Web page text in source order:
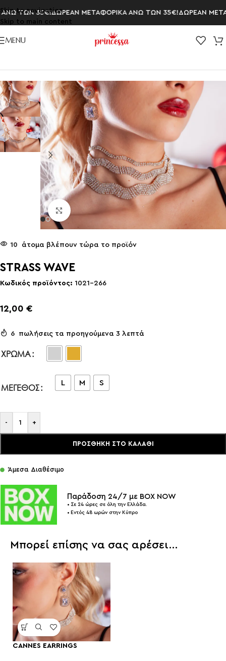
Skip to navigation
Skip to main content
ΤΩΝ 35€!ΔΩΡΕΑΝ ΜΕΤΑΦΟΡΙΚΑ ΑΝΩ ΤΩΝ 35€!ΔΩΡΕΑΝ
MENU
Choker
Click to enlarge
10 άτομα βλέπουν τώρα το προϊόν
STRASS WAVE
Κωδικός προϊόντος: 1021-266
12,00 €
6 πωλήσεις τα προηγούμενα 3 λεπτά
ΧΡΏΜΑ
ΜΈΓΕΘΟΣ L M S
- +
ΠΡΟΣΘΉΚΗ ΣΤΟ ΚΑΛΆΘΙ
Άμεσα Διαθέσιμο
Παράδοση 24/7 με BOX NOW
• Σε 24 ώρες σε όλη την Ελλάδα.
• Εντός 48 ωρών στην Κύπρο
Μπορεί επίσης να σας αρέσει…
CANNES EARRINGS